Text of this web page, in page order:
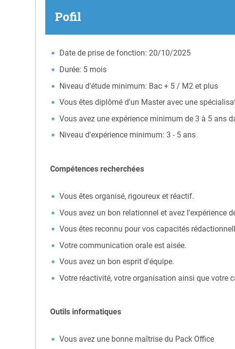
Pofil
Date de prise de fonction: 20/10/2025
Durée: 5 mois
Niveau d'étude minimum: Bac + 5 / M2 et plus
Vous êtes diplômé d'un Master avec une
Vous avez une expérience minimum de 3 à 5 ans
Niveau d'expérience minimum: 3 - 5 ans
Compétences recherchées
Vous êtes organisé, rigoureux et réactif.
Vous avez un bon relationnel et avez l'expérience
Vous êtes reconnu pour vos capacités
Votre communication orale est aisée.
Vous avez un bon esprit d'équipe.
Votre réactivité, votre organisation ainsi que votre
Outils informatiques
Vous avez une bonne maîtrise du Pack Office